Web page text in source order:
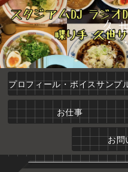
久
プロフィール・ボイスサンプ
お仕事
お問